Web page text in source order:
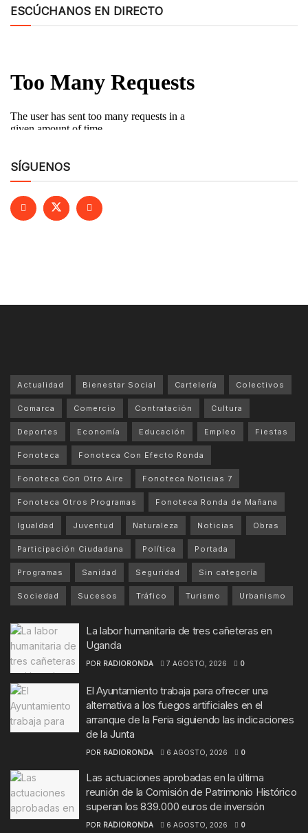
ESCÚCHANOS EN DIRECTO
SÍGUENOS
Actualidad Bienestar Social Cartelería Colectivos
Comarca Comercio Contratación Cultura
Deportes Economía Educación Empleo Fiestas
Fonoteca Fonoteca Con Efecto Ronda
Fonoteca Con Otro Aire Fonoteca Noticias 7
Fonoteca Otros Programas Fonoteca Ronda de Mañana
Igualdad Juventud Naturaleza Noticias Obras
Participación Ciudadana Política Portada
Programas Sanidad Seguridad Sin categoría
Sociedad Sucesos Tráfico Turismo Urbanismo
La labor humanitaria de tres cañeteras en
Uganda
POR RADIORONDA 7 AGOSTO, 2026 0
El Ayuntamiento trabaja para ofrecer una
alternativa a los fuegos artificiales en el
arranque de la Feria siguiendo las indicaciones
de la Junta
POR RADIORONDA 6 AGOSTO, 2026 0
Las actuaciones aprobadas en la última
reunión de la Comisión de Patrimonio Histórico
superan los 839.000 euros de inversión
POR RADIORONDA 6 AGOSTO, 2026 0